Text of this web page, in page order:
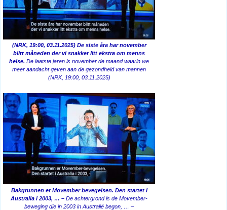
(NRK, 19:00, 03.11.2025) De siste åra har november
blitt måneden der vi snakker litt ekstra om menns
helse. De laatste jaren is november de maand waarin we
meer aandacht geven aan de gezondheid van mannen
(NRK, 19:00, 03.11.2025)
Bakgrunnen er Movember bevegelsen. Den startet i
Australia i 2003, … – De achtergrond is de Movember-
beweging die in 2003 in Australië begon, … –